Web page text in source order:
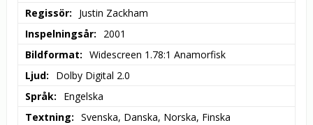
Regissör
Justin Zackham
Inspelningsår
2001
Bildformat
Widescreen 1.78:1 Anamorfisk
Ljud
Dolby Digital 2.0
Språk
Engelska
Textning
Svenska, Danska, Norska, Finska